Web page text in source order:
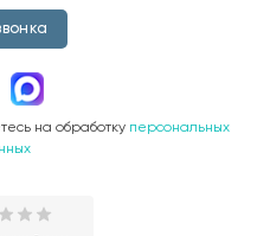
на обработку персональных